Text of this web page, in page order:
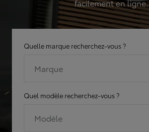
facilement en ligne.
Quelle marque recherchez-vous ?
Marque
Quel modèle recherchez-vous ?
Modèle